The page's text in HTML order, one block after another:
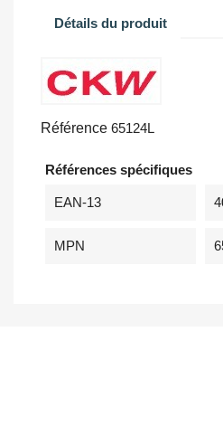
Détails du produit
Référence 65124L
Références spécifiques
EAN-13
MPN